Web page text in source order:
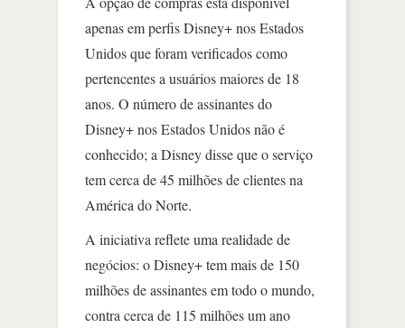
apenas em perfis Disney+ nos Estados
Unidos que foram verificados como
pertencentes a usuários maiores de 18
anos. O número de assinantes do
Disney+ nos Estados Unidos não é
conhecido; a Disney disse que o serviço
tem cerca de 45 milhões de clientes na
América do Norte.
A iniciativa reflete uma realidade de
negócios: o Disney+ tem mais de 150
milhões de assinantes em todo o mundo,
contra cerca de 115 milhões um ano